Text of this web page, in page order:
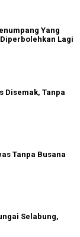
Yang
Lagi
Disemak, Tanpa
Tanpa Busana
Selabung,